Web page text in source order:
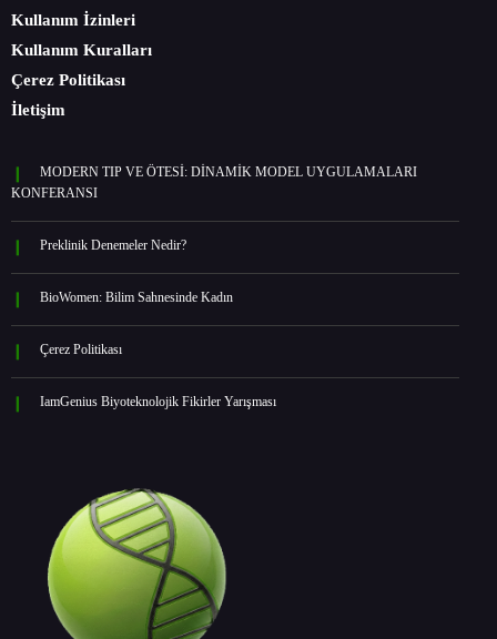
Kullanım İzinleri
Kullanım Kuralları
Çerez Politikası
İletişim
MODERN TIP VE ÖTESİ: DİNAMİK MODEL UYGULAMALARI
KONFERANSI
Preklinik Denemeler Nedir?
BioWomen: Bilim Sahnesinde Kadın
Çerez Politikası
IamGenius Biyoteknolojik Fikirler Yarışması